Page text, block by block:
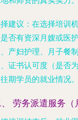
建议 ：在选择培训
否有资深月嫂或医
产妇护理、月子餐
证书认可度（是否
期学员的就业情况。
劳务派遣服务（